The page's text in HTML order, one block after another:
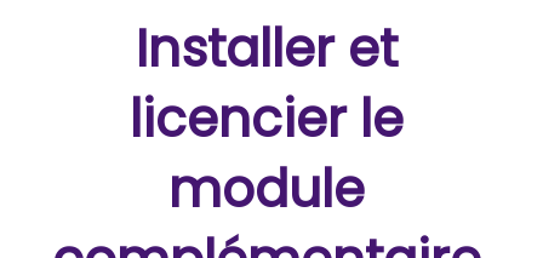
Installer et
licencier le
module